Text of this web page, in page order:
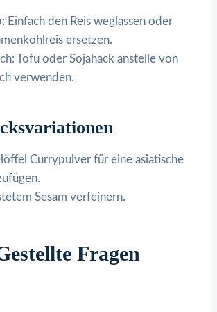
Einfach den Reis weglassen oder
ersetzen.
Tofu oder Sojahack anstelle von
verwenden.
Currypulver für eine asiatische
Sesam verfeinern.
Fragen